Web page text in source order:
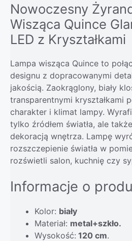
Nowoczesny
Wisząca Quince
LED z Kryształkami
Lampa wisząca Quince to
designu z dopracowanymi
jakością. Zaokrąglony, biały
transparentnymi kryształkami
charakter i klimat lampy.
tylko źródłem światła, ale
dekoracją wnętrza. Lampę
rozszczepienie światła w
rozświetli salon, kuchnię czy
Informacje o
Kolor: biały
Materiał: metal+szkło.
Wysokość: 120 cm.